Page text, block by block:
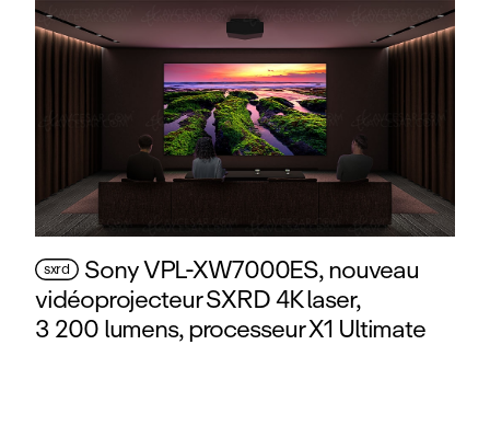
sxrd Sony VPL‑XW7000ES, nouveau
vidéoprojecteur SXRD 4K laser,
3 200 lumens, processeur X1 Ultimate